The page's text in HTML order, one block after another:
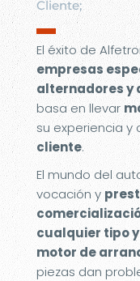
Cliente;
▬
El éxito de
empresas
alternadores y
basa en llevar
su experiencia
cliente.
El mundo del
vocación y
cualquier tipo
motor de
piezas dan